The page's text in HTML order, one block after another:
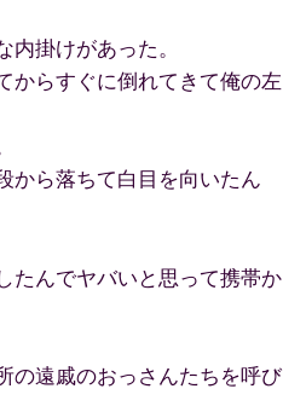
掛けがあった。
からすぐに倒れてきて俺の左
から落ちて白目を向いたん
たんでヤバいと思って携帯か
の遠戚のおっさんたちを呼び